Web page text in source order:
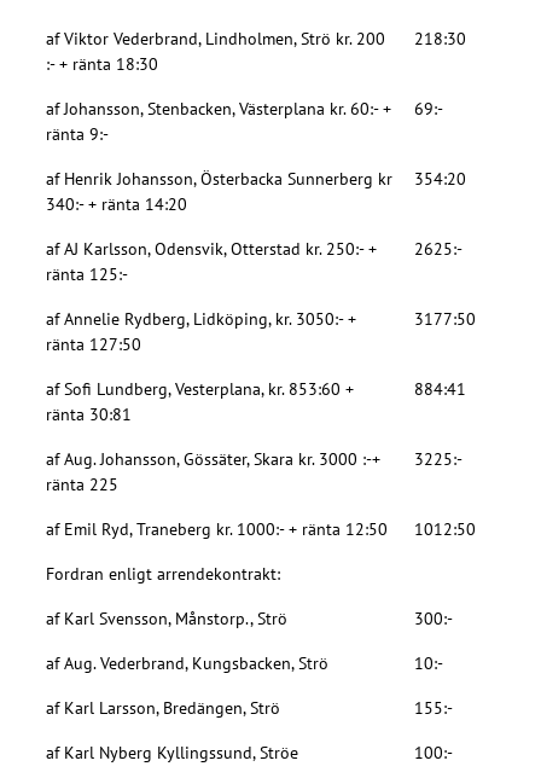
af Viktor Vederbrand, Lindholmen, Strö kr. 200
:- + ränta 18:30
218:30
af Johansson, Stenbacken, Västerplana kr. 60:- +
ränta 9:-
69:-
af Henrik Johansson, Österbacka Sunnerberg kr
340:- + ränta 14:20
354:20
af AJ Karlsson, Odensvik, Otterstad kr. 250:- +
ränta 125:-
2625:-
af Annelie Rydberg, Lidköping, kr. 3050:- +
ränta 127:50
3177:50
af Sofi Lundberg, Vesterplana, kr. 853:60 +
ränta 30:81
884:41
af Aug. Johansson, Gössäter, Skara kr. 3000 :-+
ränta 225
3225:-
af Emil Ryd, Traneberg kr. 1000:- + ränta 12:50 1012:50
Fordran enligt arrendekontrakt:
af Karl Svensson, Månstorp., Strö 300:-
af Aug. Vederbrand, Kungsbacken, Strö 10:-
af Karl Larsson, Bredängen, Strö 155:-
af Karl Nyberg Kyllingssund, Ströe 100:-